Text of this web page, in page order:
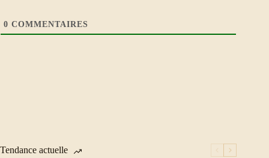
0 COMMENTAIRES
Tendance actuelle